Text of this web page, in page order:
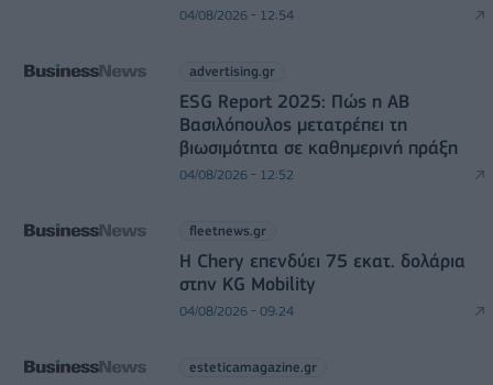
04/08/2026 - 12:54
advertising.gr
ESG Report 2025: Πώς η ΑΒ
Βασιλόπουλος μετατρέπει τη
βιωσιμότητα σε καθημερινή πράξη
04/08/2026 - 12:52
fleetnews.gr
Η Chery επενδύει 75 εκατ. δολάρια
στην KG Mobility
04/08/2026 - 09:24
esteticamagazine.gr